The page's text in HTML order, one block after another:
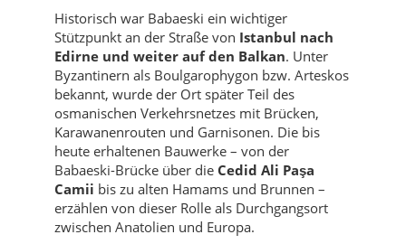
Historisch war Babaeski ein wichtiger
Stützpunkt an der Straße von Istanbul nach
Edirne und weiter auf den Balkan. Unter
Byzantinern als Boulgarophygon bzw. Arteskos
bekannt, wurde der Ort später Teil des
osmanischen Verkehrsnetzes mit Brücken,
Karawanenrouten und Garnisonen. Die bis
heute erhaltenen Bauwerke – von der
Babaeski-Brücke über die Cedid Ali Paşa
Camii bis zu alten Hamams und Brunnen –
erzählen von dieser Rolle als Durchgangsort
zwischen Anatolien und Europa.